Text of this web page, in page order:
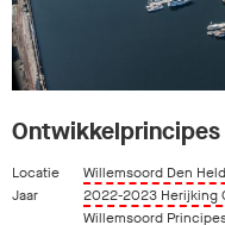
Ontwikkelprincipes
Locatie
Willemsoord Den
Jaar
2022-2023 Herijking
Willemsoord